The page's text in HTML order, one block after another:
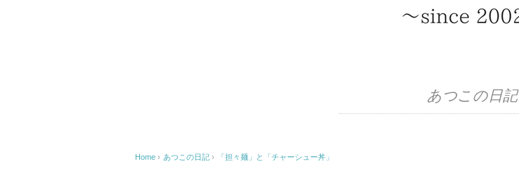
あつこの日記
Home › あつこの日記 › 「担々麺」と「チャーシュー丼」